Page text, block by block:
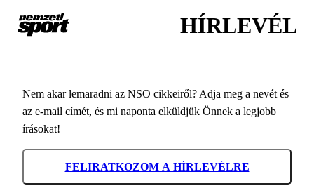
HÍRLEVÉL
Nem akar lemaradni az NSO cikkeiről? Adja meg a nevét és
az e-mail címét, és mi naponta elküldjük Önnek a legjobb
írásokat!
FELIRATKOZOM A HÍRLEVÉLRE